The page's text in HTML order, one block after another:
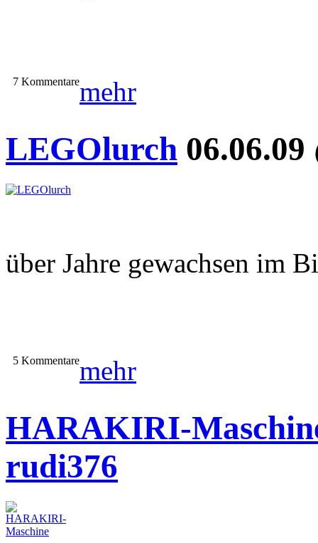
7 Kommentaremehr
LEGOlurch 06.06.09
über Jahre gewachsen im
5 Kommentaremehr
HARAKIRI-
rudi376